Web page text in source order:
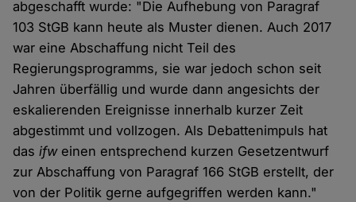
abgeschafft wurde: "Die Aufhebung von Paragraf
103 StGB kann heute als Muster dienen. Auch 2017
war eine Abschaffung nicht Teil des
Regierungsprogramms, sie war jedoch schon seit
Jahren überfällig und wurde dann angesichts der
eskalierenden Ereignisse innerhalb kurzer Zeit
abgestimmt und vollzogen. Als Debattenimpuls hat
dasifweinen entsprechend kurzen Gesetzentwurf
zur Abschaffung von Paragraf 166 StGB erstellt, der
von der Politik gerne aufgegriffen werden kann."